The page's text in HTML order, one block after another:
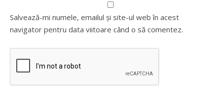
Salvează-mi numele, emailul și site-ul web în acest
navigator pentru data viitoare când o să comentez.